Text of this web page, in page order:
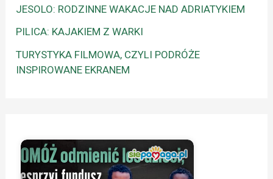
JESOLO: RODZINNE WAKACJE NAD ADRIATYKIEM
PILICA: KAJAKIEM Z WARKI
TURYSTYKA FILMOWA, CZYLI PODRÓŻE
INSPIROWANE EKRANEM